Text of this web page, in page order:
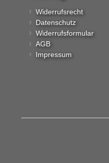
Widerrufsrecht
Datenschutz
Widerrufsformular
AGB
Impressum